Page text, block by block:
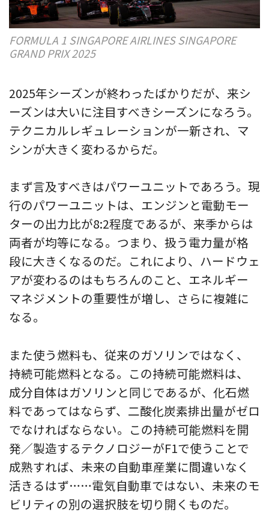
FORMULA 1 SINGAPORE AIRLINES SINGAPORE
GRAND PRIX 2025
2025年シーズンが終わったばかりだが、来シ
ーズンは大いに注目すべきシーズンになろう。
テクニカルレギュレーションが一新され、マ
シンが大きく変わるからだ。
まず言及すべきはパワーユニットであろう。現
行のパワーユニットは、エンジンと電動モー
ターの出力比が8:2程度であるが、来季からは
両者が均等になる。つまり、扱う電力量が格
段に大きくなるのだ。これにより、ハードウェ
アが変わるのはもちろんのこと、エネルギー
マネジメントの重要性が増し、さらに複雑に
なる。
また使う燃料も、従来のガソリンではなく、
持続可能燃料となる。この持続可能燃料は、
成分自体はガソリンと同じであるが、化石燃
料であってはならず、二酸化炭素排出量がゼロ
でなければならない。この持続可能燃料を開
発／製造するテクノロジーがF1で使うことで
成熟すれば、未来の自動車産業に間違いなく
活きるはず……電気自動車ではない、未来のモ
ビリティの別の選択肢を切り開くものだ。